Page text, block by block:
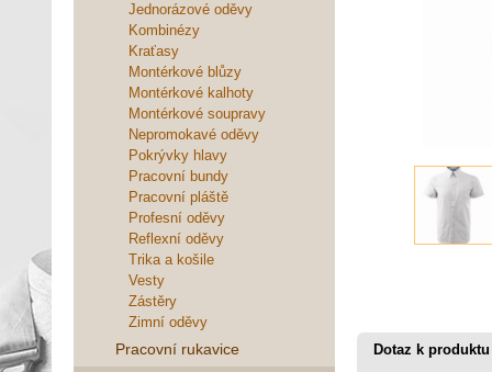
Jednorázové oděvy
Kombinézy
Kraťasy
Montérkové blůzy
Montérkové kalhoty
Montérkové soupravy
Nepromokavé oděvy
Pokrývky hlavy
Pracovní bundy
Pracovní pláště
Profesní oděvy
Reflexní oděvy
Trika a košile
Vesty
Zástěry
Zimní oděvy
Pracovní rukavice Dotaz k produktu